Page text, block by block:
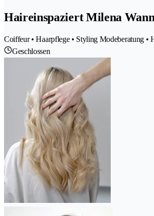
Haireinspaziert Milena
Coiffeur • Haarpflege • Styling Modeberatung •
Geschlossen